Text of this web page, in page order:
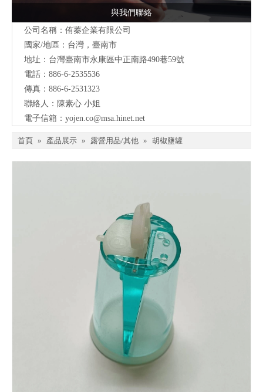
與我們聯絡
公司名稱：侑蓁企業有限公司
國家/地區：台灣，臺南市
地址： 台灣臺南市永康區中正南路490巷59號
電話：886-6-2535536
傳真：886-6-2531323
聯絡人：陳素心 小姐
電子信箱： yojen.co@msa.hinet.net
首頁 » 產品展示 » 露營用品/其他 » 胡椒鹽罐